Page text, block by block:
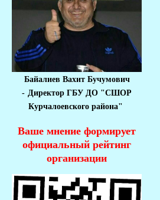
Байалиев Вахит Бучумович
- Директор ГБУ ДО "СШОР
Курчалоевского района"
Ваше мнение формирует
официальный рейтинг
организации